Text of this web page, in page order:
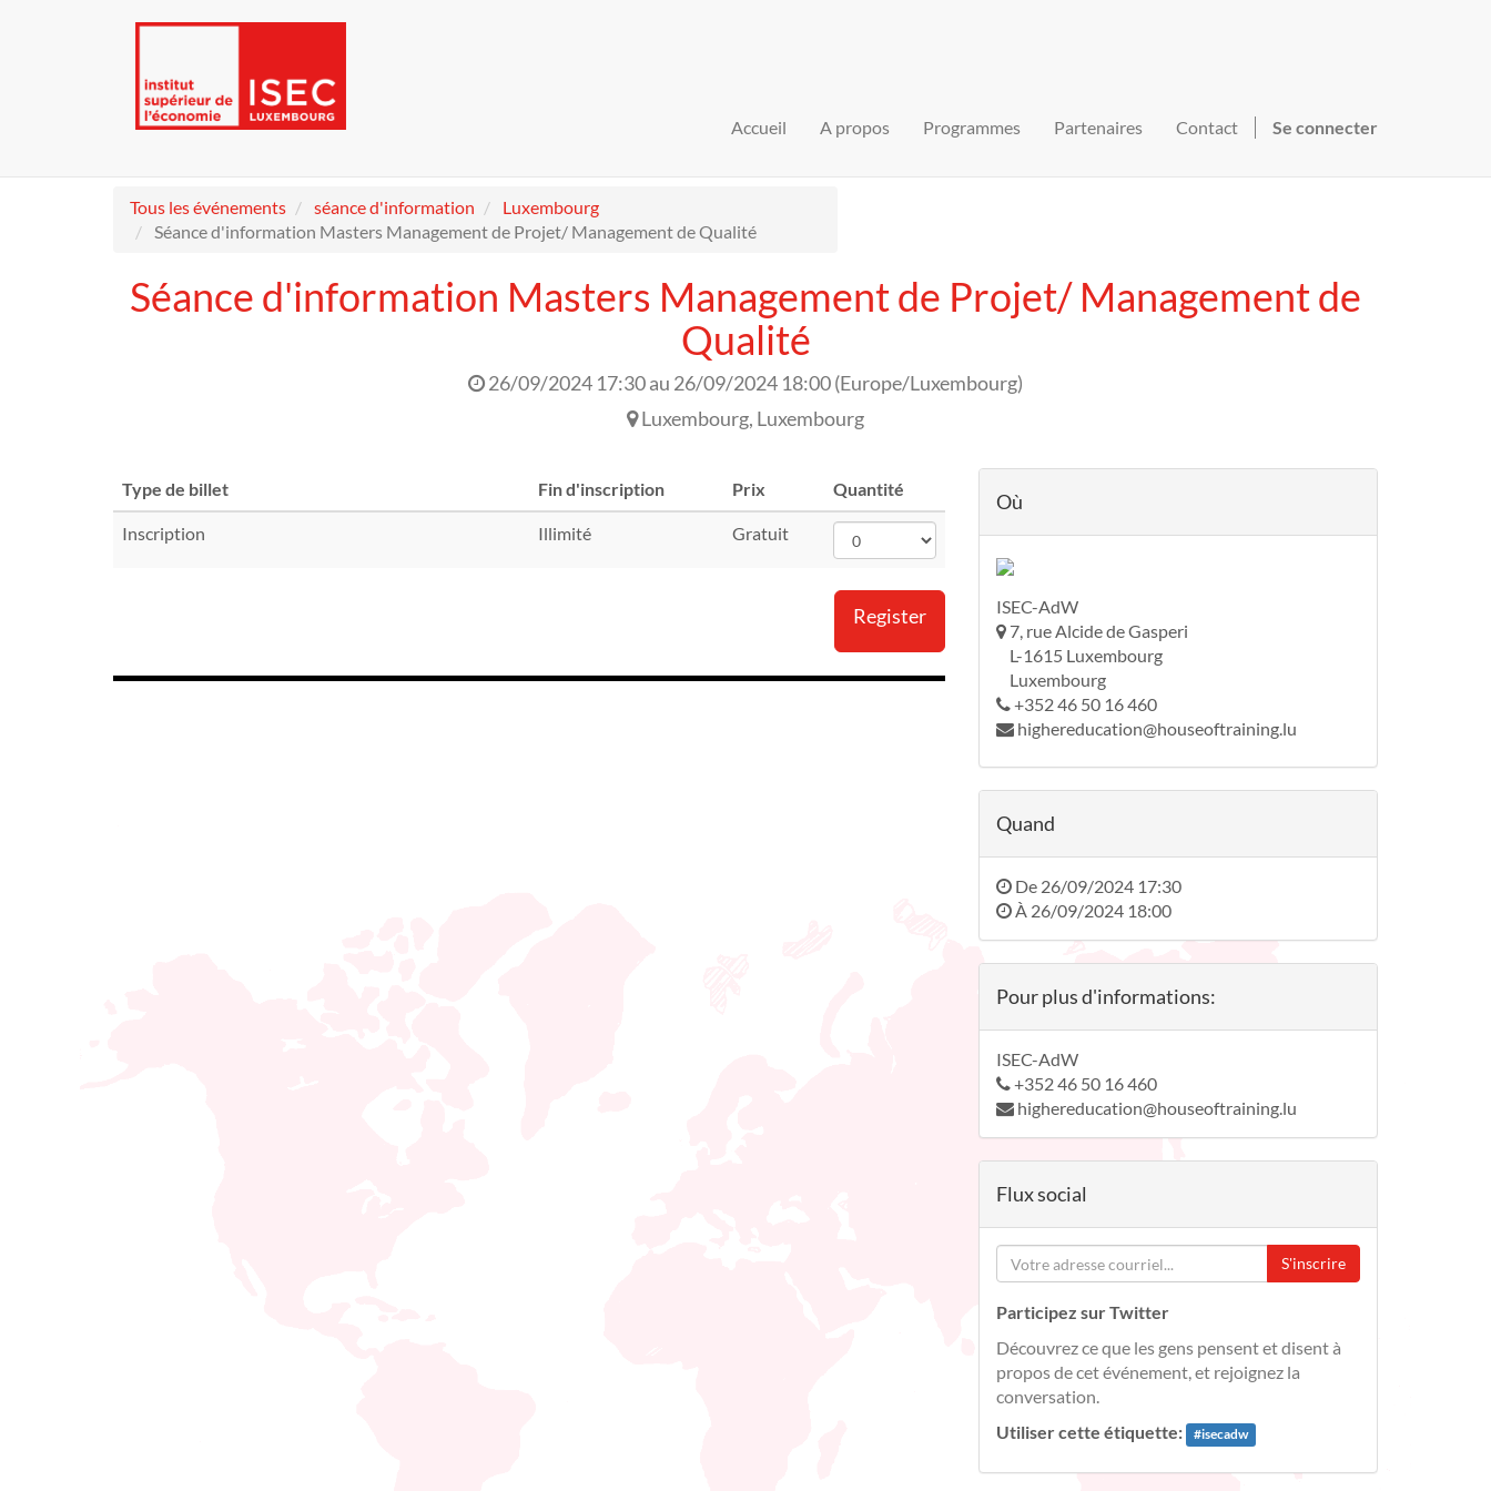
Accueil A propos Programmes Partenaires Contact Se connecter
Tous les événements séance d'information
Luxembourg
Séance d'information Masters Management de Projet/ Management de Qualité
Séance d'information Masters Management de Projet/ Management de
Qualité
26/09/2024 17:30au 26/09/2024 18:00(Europe/Luxembourg)
Luxembourg, Luxembourg
Type de billet Fin d'inscription Prix Quantité
Inscription Illimité Gratuit
Register
Où
ISEC-AdW
7, rue Alcide de Gasperi
L-1615 Luxembourg
Luxembourg
+352 46 50 16 460
highereducation@houseoftraining.lu
Quand
De 26/09/2024 17:30
À 26/09/2024 18:00
Pour plus d'informations:
ISEC-AdW
+352 46 50 16 460
highereducation@houseoftraining.lu
Flux social
S'inscrire
Participez sur Twitter
Découvrez ce que les gens pensent et disent à
propos de cet événement, et rejoignez la
conversation.
Utiliser cette étiquette:
#isecadw